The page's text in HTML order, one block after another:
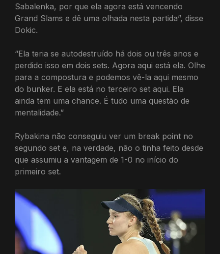
Sabalenka, por que ela agora está vencendo
Grand Slams e dê uma olhada nesta partida”, disse
Dokic.
“Ela teria se autodestruído há dois ou três anos e
perdido isso em dois sets. Agora aqui está ela. Olhe
para a compostura e podemos vê-la aqui mesmo
do bunker. E ela está no terceiro set aqui. Ela
ainda tem uma chance. É tudo uma questão de
mentalidade.”
Rybakina não conseguiu ver um break point no
segundo set e, na verdade, não o tinha feito desde
que assumiu a vantagem de 1-0 no início do
primeiro set.